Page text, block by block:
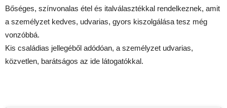
Bőséges, színvonalas étel és italválasztékkal rendelkeznek, amit
a személyzet kedves, udvarias, gyors kiszolgálása tesz még
vonzóbbá.
Kis családias jellegéből adódóan, a személyzet udvarias,
közvetlen, barátságos az ide látogatókkal.